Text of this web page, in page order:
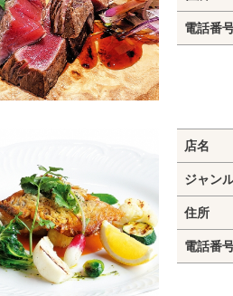
電話番
店名
ジャン
住所
電話番